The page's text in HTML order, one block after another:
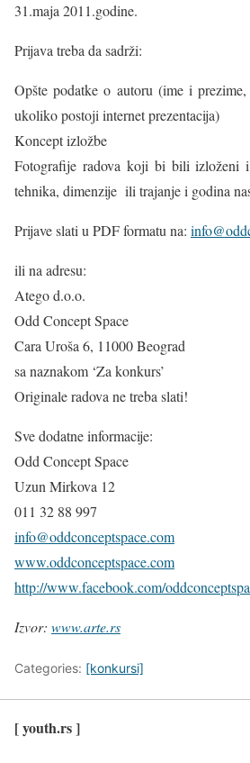
31.maja 2011.godine.
Prijava treba da sadrži:
Opšte podatke o autoru (ime i
ukoliko postoji internet prezentacija)
Koncept izložbe
Fotografije radova koji bi bili izloženi
tehnika, dimenzije ili trajanje i godina
Prijave slati u PDF formatu na:
ili na adresu:
Atego d.o.o.
Odd Concept Space
Cara Uroša 6, 11000 Beograd
sa naznakom ‘Za konkurs’
Originale radova ne treba slati!
Sve dodatne informacije:
Odd Concept Space
Uzun Mirkova 12
011 32 88 997
info@oddconceptspace.com
www.oddconceptspace.com
http://www.facebook.com/
Izvor: www.arte.rs
Categories: [konkursi]
[ youth.rs ]